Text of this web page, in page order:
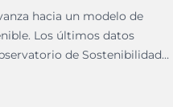
hacia un modelo de
Los últimos datos
de Sostenibilidad